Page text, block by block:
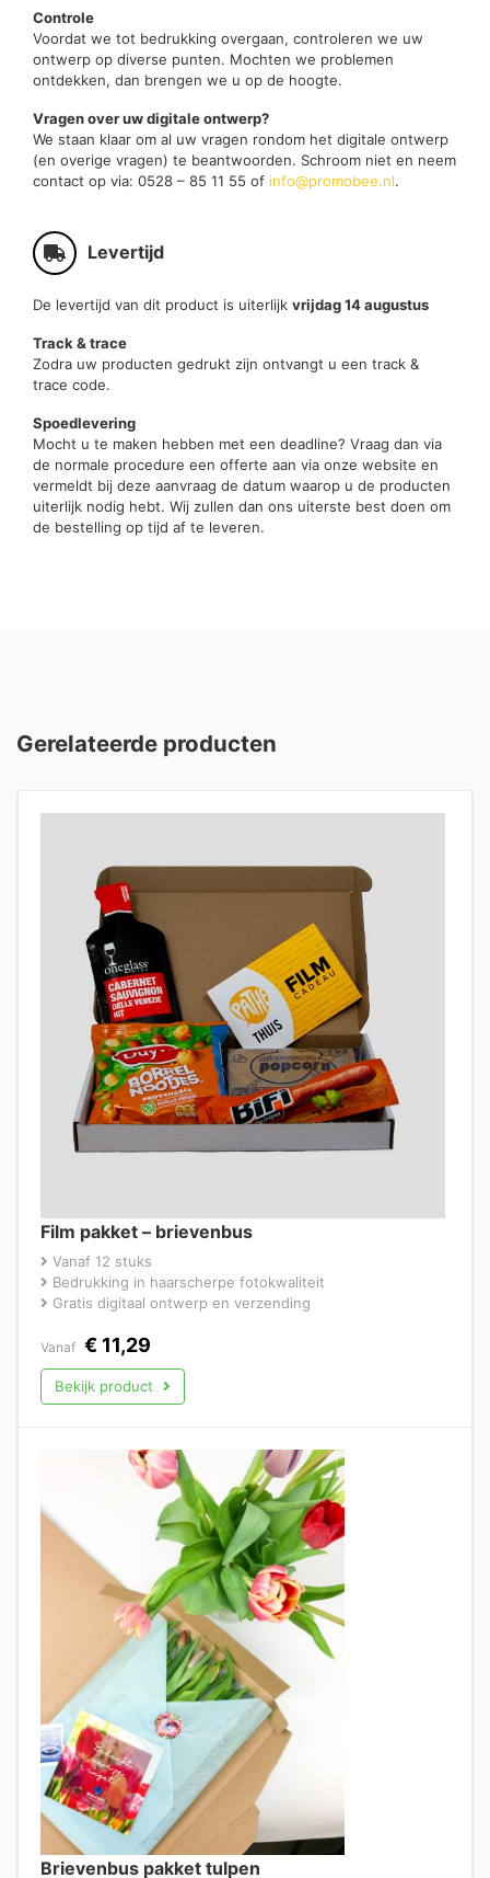
Controle
Voordat we tot bedrukking overgaan, controleren we uw
ontwerp op diverse punten. Mochten we problemen
ontdekken, dan brengen we u op de hoogte.
Vragen over uw digitale ontwerp?
We staan klaar om al uw vragen rondom het digitale ontwerp
(en overige vragen) te beantwoorden. Schroom niet en neem
contact op via: 0528 – 85 11 55 of info@promobee.nl.
Levertijd
De levertijd van dit product is uiterlijk vrijdag 14 augustus
Track & trace
Zodra uw producten gedrukt zijn ontvangt u een track &
trace code.
Spoedlevering
Mocht u te maken hebben met een deadline? Vraag dan via
de normale procedure een offerte aan via onze website en
vermeldt bij deze aanvraag de datum waarop u de producten
uiterlijk nodig hebt. Wij zullen dan ons uiterste best doen om
de bestelling op tijd af te leveren.
Gerelateerde producten
Film pakket – brievenbus
Vanaf 12 stuks
Bedrukking in haarscherpe fotokwaliteit
Gratis digitaal ontwerp en verzending
Vanaf € 11,29
Bekijk product
Brievenbus pakket tulpen